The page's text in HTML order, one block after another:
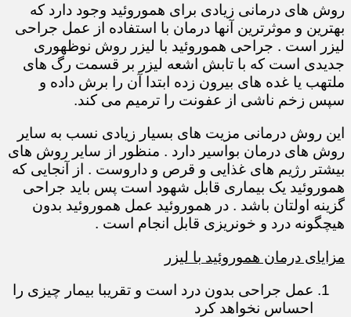
روش های درمانی زیادی برای هموروئید وجود دارد که
بهترین و موثرترین آنها درمان با استفاده از عمل جراحی
لیزر است . جراحی هموروئید با لیزر روش نوظهوری
جدیدی است که با تابش اشعه لیزر بر قسمت رگ های
ملتهب یا غده های بیرون زده ابتدا آن را برش داده و
سپس زخم ناشی از عفونت را ترمیم می کند.
این روش درمانی مزیت های بسیار زیادی نسب به سایر
روش های درمان بواسیر دارد . منظور از سایر روش های
بیشتر رژیم های غذایی و قرص و داروست . از آنجایی که
هموروئید یک بیماری قابل شهود است پس باید جراحی
گزینه اولتان باشد . در هموروئید عمل هموروئید بدون
هیچگونه درد و خونریزی قابل انجام است .
مزایای درمان هموروئید با لیزر
عمل جراحی بدون درد است و تقریبا بیمار چیزی را
احساس نخواهد کرد